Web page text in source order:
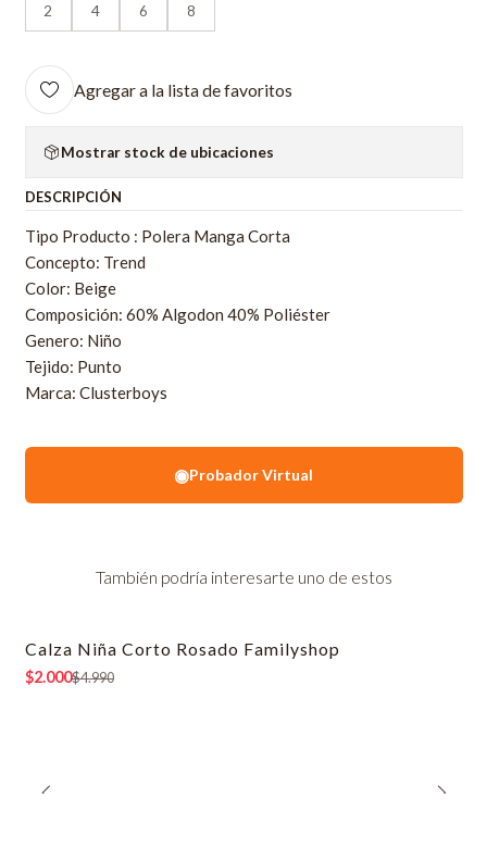
2
4 6 8
Agregar a la lista de favoritos
Mostrar stock de ubicaciones
DESCRIPCIÓN
Tipo Producto : Polera Manga Corta
Concepto: Trend
Color: Beige
Composición: 60% Algodon 40% Poliéster
Genero: Niño
Tejido: Punto
Marca: Clusterboys
◉Probador Virtual
También podría interesarte uno de estos
-60% OFF
Calza Niña Corto Rosado Familyshop
$2.000$4.990